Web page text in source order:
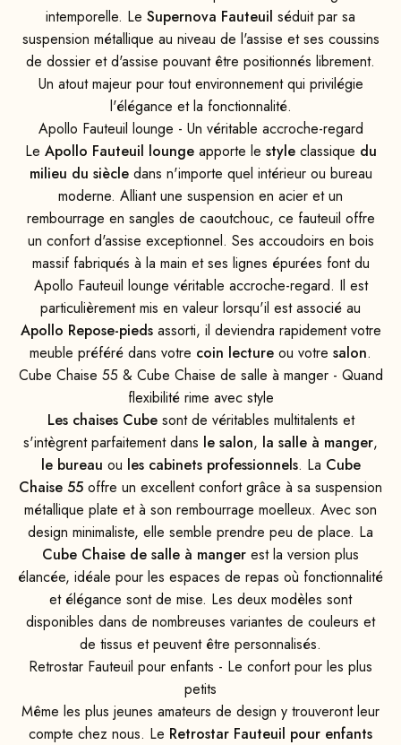
intemporelle. Le Supernova Fauteuil séduit par sa
suspension métallique au niveau de l'assise et ses coussins
de dossier et d'assise pouvant être positionnés librement.
Un atout majeur pour tout environnement qui privilégie
l'élégance et la fonctionnalité.
Apollo Fauteuil lounge - Un véritable accroche-regard
Le Apollo Fauteuil loungeapporte le styleclassique du
milieu du siècledans n'importe quel intérieur ou bureau
moderne. Alliant une suspension en acier et un
rembourrage en sangles de caoutchouc, ce fauteuil offre
un confort d'assise exceptionnel. Ses accoudoirs en bois
massif fabriqués à la main et ses lignes épurées font du
Apollo Fauteuil lounge véritable accroche-regard. Il est
particulièrement mis en valeur lorsqu'il est associé au
Apollo Repose-piedsassorti, il deviendra rapidement votre
meuble préféré dans votre coin lecture ou votre salon.
Cube Chaise 55 & Cube Chaise de salle à manger - Quand
flexibilité rime avec style
Les chaises Cubesont de véritables multitalents et
s'intègrent parfaitement dans le salon, la salle à manger,
le bureau ou les cabinets professionnels. La Cube
Chaise 55 offre un excellent confort grâce à sa suspension
métallique plate et à son rembourrage moelleux. Avec son
design minimaliste, elle semble prendre peu de place. La
Cube Chaise de salle à manger est la version plus
élancée, idéale pour les espaces de repas où fonctionnalité
et élégance sont de mise. Les deux modèles sont
disponibles dans de nombreuses variantes de couleurs et
de tissus et peuvent être personnalisés.
Retrostar Fauteuil pour enfants - Le confort pour les plus
petits
Même les plus jeunes amateurs de design y trouveront leur
compte chez nous. Le Retrostar Fauteuil pour enfants